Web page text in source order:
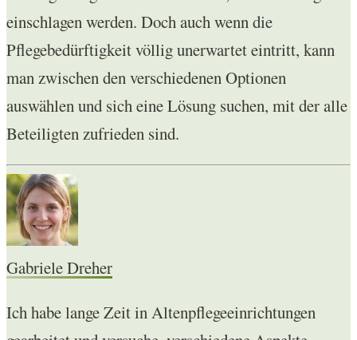
einschlagen werden. Doch auch wenn die
Pflegebedürftigkeit völlig unerwartet eintritt, kann
man zwischen den verschiedenen Optionen
auswählen und sich eine Lösung suchen, mit der alle
Beteiligten zufrieden sind.
Gabriele Dreher
Ich habe lange Zeit in Altenpflegeeinrichtungen